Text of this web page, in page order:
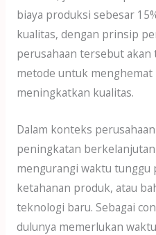
biaya produksi sebesar
kualitas, dengan prinsip
perusahaan tersebut
metode untuk
meningkatkan kualitas.
Dalam konteks
peningkatan
mengurangi waktu tunggu
ketahanan produk, atau
teknologi baru. Sebagai
dulunya memerlukan